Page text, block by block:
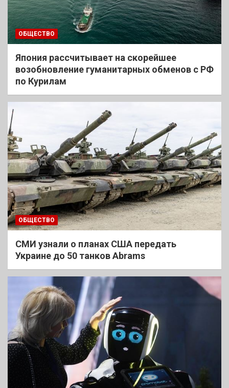
ОБЩЕСТВО
Япония рассчитывает на скорейшее
возобновление гуманитарных обменов с РФ
по Курилам
ОБЩЕСТВО
СМИ узнали о планах США передать
Украине до 50 танков Abrams